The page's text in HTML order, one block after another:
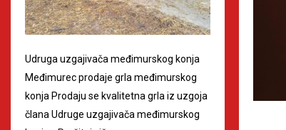
Udruga uzgajivača međimurskog konja
Međimurec prodaje grla međimurskog
konja Prodaju se kvalitetna grla iz uzgoja
člana Udruge uzgajivača međimurskog